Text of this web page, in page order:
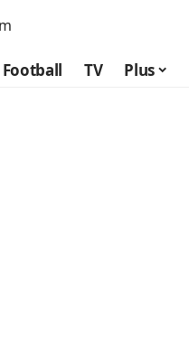
Football TV Plus